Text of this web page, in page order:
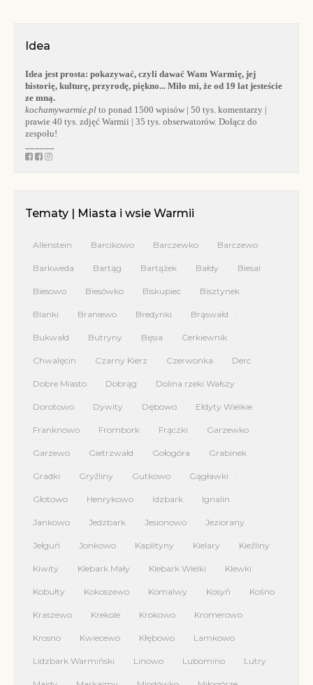
Idea
Idea jest prosta: pokazywać, czyli dawać Wam Warmię, jej
historię, kulturę, przyrodę, piękno... Miło mi, że od 19 lat jesteście
ze mną.
kochamywarmie.pl to ponad 1500 wpisów | 50 tys. komentarzy |
prawie 40 tys. zdjęć Warmii | 35 tys. obserwatorów. Dołącz do
zespołu!
Tematy | Miasta i wsie Warmii
Allenstein Barcikowo Barczewko Barczewo
Barkweda Bartąg Bartążek Bałdy Biesal
Biesowo Biesówko Biskupiec Bisztynek
Blanki Braniewo Bredynki Brąswałd
Bukwałd Butryny Bęsia Cerkiewnik
Chwalęcin Czarny Kierz Czerwonka Derc
Dobre Miasto Dobrąg Dolina rzeki Wałszy
Dorotowo Dywity Dębowo Ełdyty Wielkie
Franknowo Frombork Frączki Garzewko
Garzewo Gietrzwałd Gołogóra Grabinek
Gradki Gryźliny Gutkowo Gągławki
Głotowo Henrykowo Idzbark Ignalin
Jankowo Jedzbark Jesionowo Jeziorany
Jełguń Jonkowo Kaplityny Kielary Kieźliny
Kiwity Klebark Mały Klebark Wielki Klewki
Kobułty Kokoszewo Komalwy Kosyń Kośno
Kraszewo Krekole Krokowo Kromerowo
Krosno Kwiecewo Kłębowo Lamkowo
Lidzbark Warmiński Linowo Lubomino Lutry